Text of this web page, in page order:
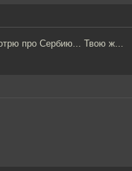
про Сербию... Твою ж...